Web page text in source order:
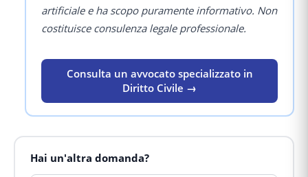
artificiale e ha scopo puramente informativo. Non
costituisce consulenza legale professionale.
Consulta un avvocato specializzato in
Diritto Civile →
Hai un'altra domanda?